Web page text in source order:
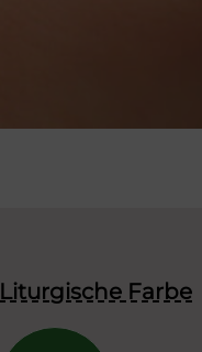
Liturgische Farbe